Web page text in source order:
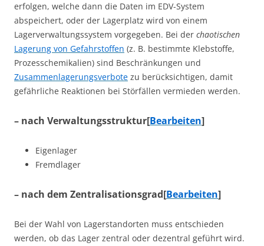
erfolgen, welche dann die Daten im EDV-System
abspeichert, oder der Lagerplatz wird von einem
Lagerverwaltungssystem vorgegeben. Bei der chaotischen
Lagerung von Gefahrstoffen (z. B. bestimmte Klebstoffe,
Prozesschemikalien) sind Beschränkungen und
Zusammenlagerungsverbote zu berücksichtigen, damit
gefährliche Reaktionen bei Störfällen vermieden werden.
– nach Verwaltungsstruktur[Bearbeiten]
Eigenlager
Fremdlager
– nach dem Zentralisationsgrad[Bearbeiten]
Bei der Wahl von Lagerstandorten muss entschieden
werden, ob das Lager zentral oder dezentral geführt wird.